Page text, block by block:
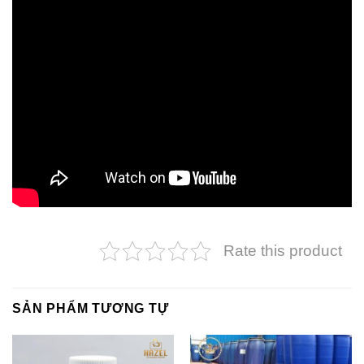
Rate this product
SẢN PHẨM TƯƠNG TỰ